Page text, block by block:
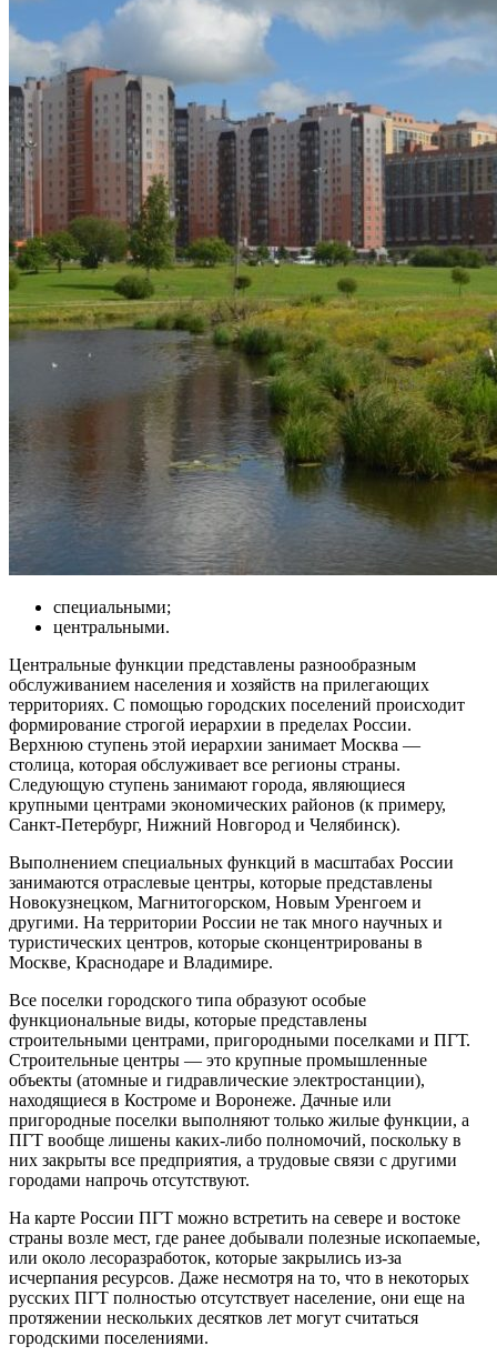
специальными;
центральными.
Центральные функции представлены разнообразным
обслуживанием населения и хозяйств на прилегающих
территориях. С помощью городских поселений происходит
формирование строгой иерархии в пределах России.
Верхнюю ступень этой иерархии занимает Москва —
столица, которая обслуживает все регионы страны.
Следующую ступень занимают города, являющиеся
крупными центрами экономических районов (к примеру,
Санкт-Петербург, Нижний Новгород и Челябинск).
Выполнением специальных функций в масштабах России
занимаются отраслевые центры, которые представлены
Новокузнецком, Магнитогорском, Новым Уренгоем и
другими. На территории России не так много научных и
туристических центров, которые сконцентрированы в
Москве, Краснодаре и Владимире.
Все поселки городского типа образуют особые
функциональные виды, которые представлены
строительными центрами, пригородными поселками и ПГТ.
Строительные центры — это крупные промышленные
объекты (атомные и гидравлические электростанции),
находящиеся в Костроме и Воронеже. Дачные или
пригородные поселки выполняют только жилые функции, а
ПГТ вообще лишены каких-либо полномочий, поскольку в
них закрыты все предприятия, а трудовые связи с другими
городами напрочь отсутствуют.
На карте России ПГТ можно встретить на севере и востоке
страны возле мест, где ранее добывали полезные ископаемые,
или около лесоразработок, которые закрылись из-за
исчерпания ресурсов. Даже несмотря на то, что в некоторых
русских ПГТ полностью отсутствует население, они еще на
протяжении нескольких десятков лет могут считаться
городскими поселениями.